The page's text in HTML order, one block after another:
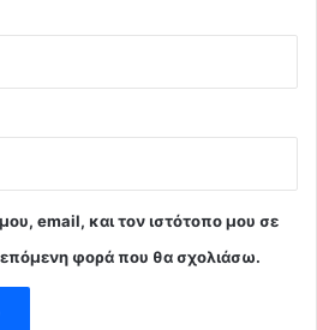
email, και τον ιστότοπο μου σε
επόμενη φορά που θα σχολιάσω.